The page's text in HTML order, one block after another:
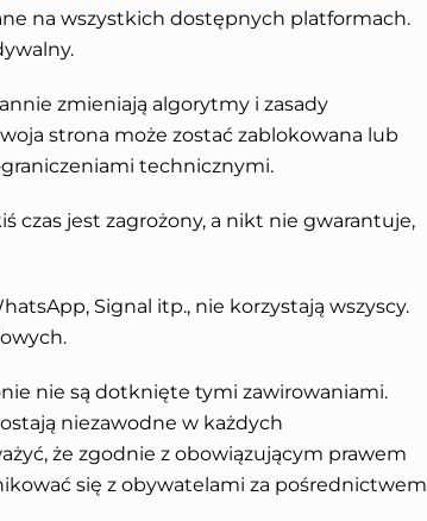
na wszystkich dostępnych platformach.
zmieniają algorytmy i zasady
strona może zostać zablokowana lub
technicznymi.
czas jest zagrożony, a nikt nie gwarantuje,
Signal itp., nie korzystają wszyscy.
nie są dotknięte tymi zawirowaniami.
niezawodne w każdych
że zgodnie z obowiązującym prawem
się z obywatelami za pośrednictwem